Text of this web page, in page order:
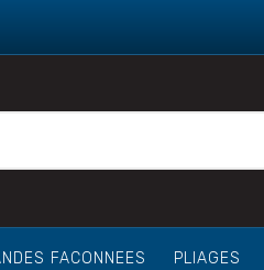
FACONNEES PLIAGES